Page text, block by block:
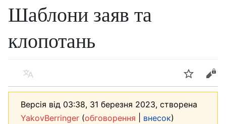
Шаблони заяв та
клопотань
Мова Спостерігати Редагувати
Версія від 03:38, 31 березня 2023, створена
YakovBerringer (обговорення внесок)